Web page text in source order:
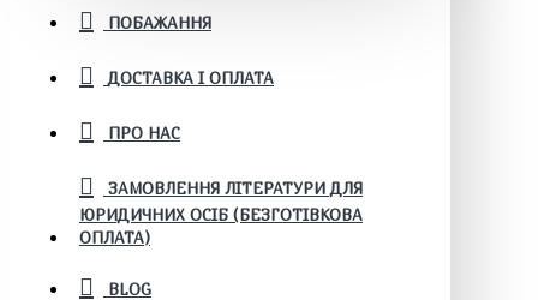
ПОБАЖАННЯ
ДОСТАВКА І ОПЛАТА
ПРО НАС
ЗАМОВЛЕННЯ ЛІТЕРАТУРИ ДЛЯ
ЮРИДИЧНИХ ОСІБ (БЕЗГОТІВКОВА
ОПЛАТА)
BLOG